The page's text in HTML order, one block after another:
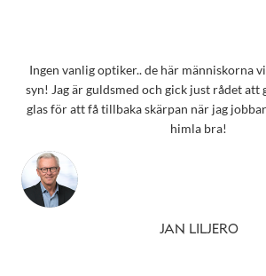
Ingen vanlig optiker.. de här människorna
syn! Jag är guldsmed och gick just rådet att
glas för att få tillbaka skärpan när jag
himla bra!
JAN LILJERO